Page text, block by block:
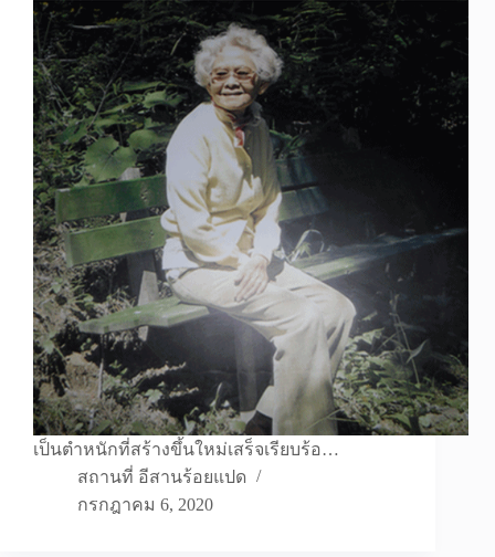
เป็นตำหนักที่สร้างขึ้นใหม่เสร็จเรียบร้อ…
สถานที่ อีสานร้อยแปด
กรกฎาคม 6, 2020